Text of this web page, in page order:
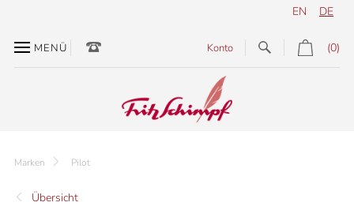
DE
EN
MENÜ (0)
Konto
Übersicht
Marken Pilot